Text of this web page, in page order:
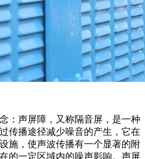
：声屏障，又称隔音屏，是一种
传播途径减少噪音的产生，它在
施，使声波传播有一个显著的附
的一定区域内的噪声影响。声屏